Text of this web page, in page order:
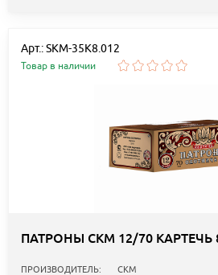
Арт.: SKM-35K8.012
Товар в наличии
ПАТРОНЫ СКМ 12/70 КАРТЕЧЬ
ПРОИЗВОДИТЕЛЬ: СКМ